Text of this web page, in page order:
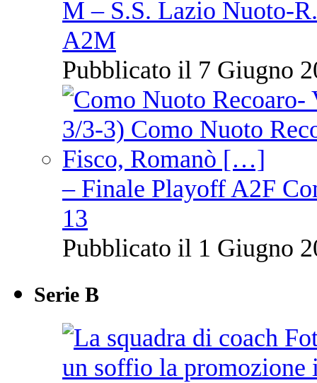
M – S.S. Lazio Nuoto-
A2M
Pubblicato il 7 Giugno
– Finale Playoff A2F
13
Pubblicato il 1 Giugno
Serie B